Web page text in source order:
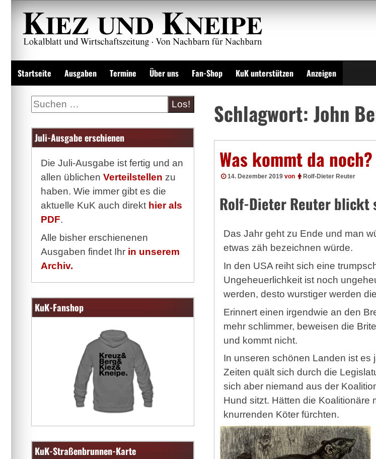
Zum
Inhalt
springen
Startseite Ausgaben Termine Über uns Fan-Shop KuK unterstützen Anzeigen
Schlagwort: John
Was kommt da noch?
14. Dezember 2019 von Rolf-Dieter Reuter
Rolf-Dieter Reuter blickt
Das Jahr geht zu Ende und man
etwas zäh bezeichnen würde.
In den USA reiht sich eine
Ungeheuerlichkeit ist noch
werden, desto wurstiger werden
Erinnert einen irgendwie an den
mehr schlimmer, beweisen die
und kommt nicht.
In unseren schönen Landen ist es
Zeiten quält sich durch die
sich aber niemand aus der
Hund sitzt. Hätten die Koalitionäre
knurrenden Köter fürchten.
Suche
Juli-Ausgabe erschienen
Die Juli-Ausgabe ist fertig und an
allen üblichen Verteilstellen zu
haben. Wie immer gibt es die
aktuelle KuK auch direkt hier als
PDF.
Alle bisher erschienenen
Ausgaben findet Ihr in unserem
Archiv.
KuK-Fanshop
KuK-Straßenbrunnen-Karte